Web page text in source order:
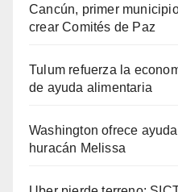
Cancún, primer
crear Comités de Paz
Tulum refuerza la
de ayuda alimentaria
Washington ofrece
huracán Melissa